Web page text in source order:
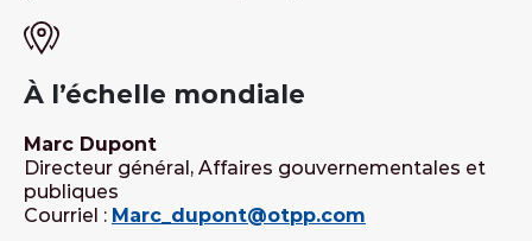
À l’échelle mondiale
Marc Dupont
Directeur général, Affaires gouvernementales et
publiques
Courriel : Marc_dupont@otpp.com